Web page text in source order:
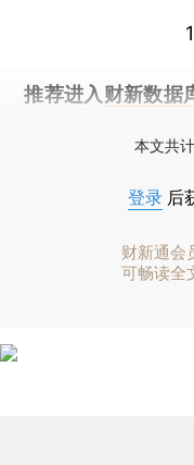
推荐进入 财新数据
本文共
登录 后
财新通会
可畅读全